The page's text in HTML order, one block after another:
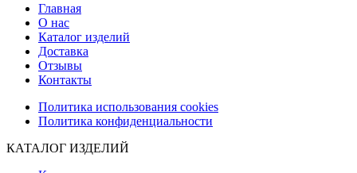
Главная
О нас
Каталог изделий
Доставка
Отзывы
Контакты
Политика использования cookies
Политика конфиденциальности
КАТАЛОГ ИЗДЕЛИЙ